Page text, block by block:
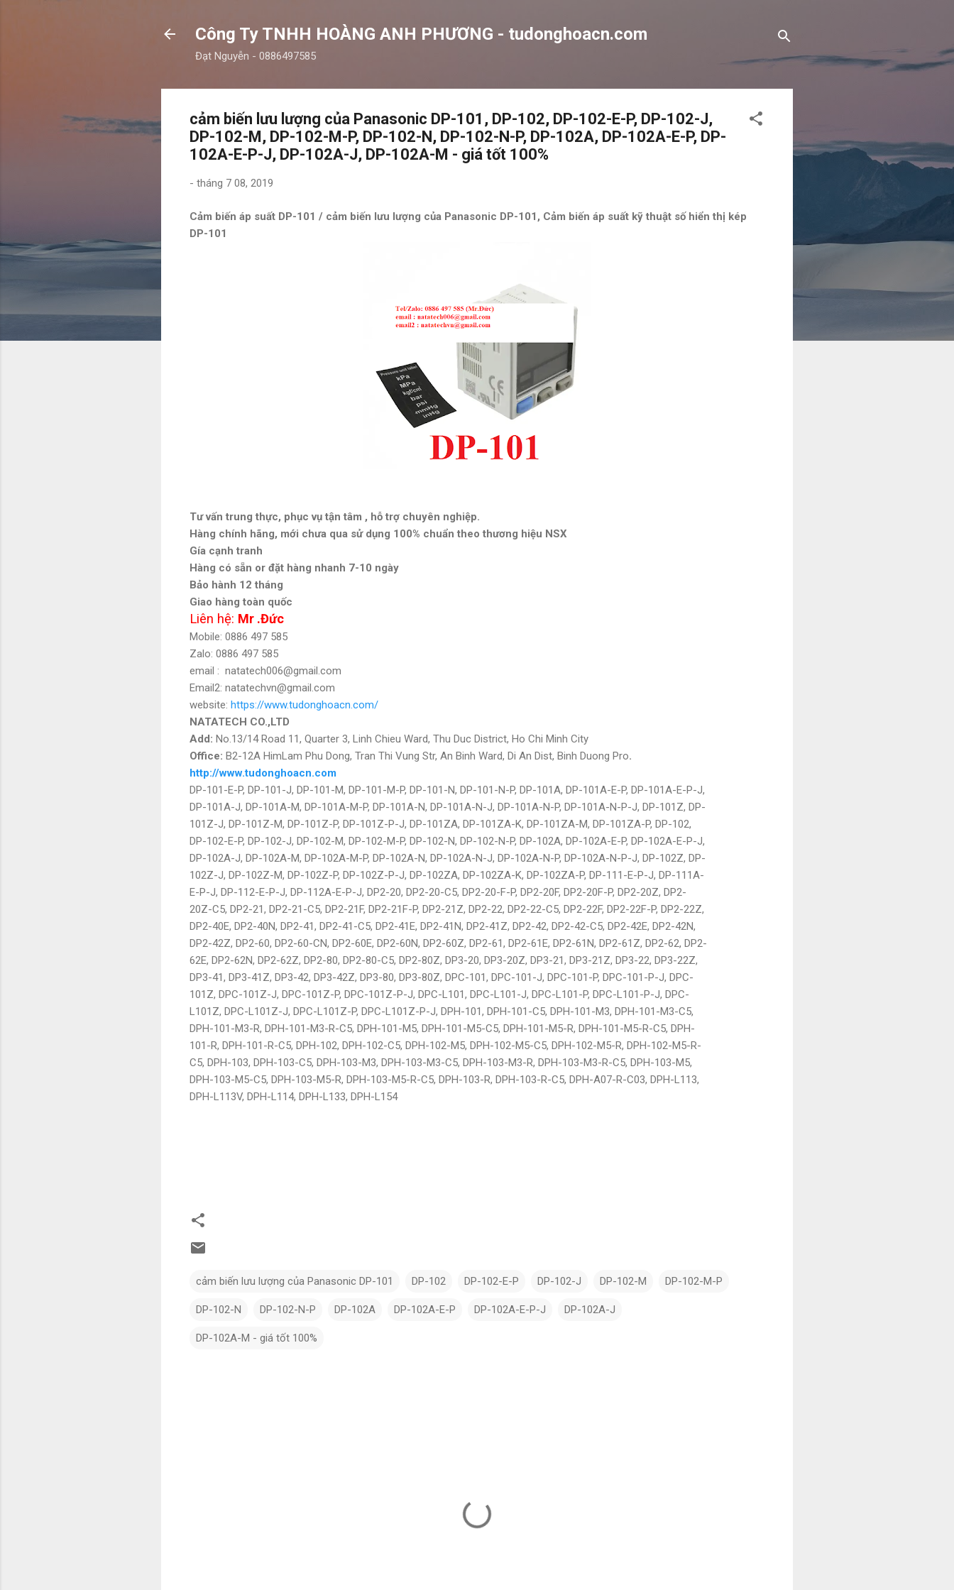
Công Ty TNHH HOÀNG ANH PHƯƠNG - tudonghoacn.com
Đạt Nguyễn - 0886497585
cảm biến lưu lượng của Panasonic DP-101, DP-102, DP-102-E-P, DP-102-J,
DP-102-M, DP-102-M-P, DP-102-N, DP-102-N-P, DP-102A, DP-102A-E-P, DP-
102A-E-P-J, DP-102A-J, DP-102A-M - giá tốt 100%
- tháng 7 08, 2019
Cảm biến áp suất DP-101 / cảm biến lưu lượng của Panasonic DP-101, Cảm biến áp suất kỹ thuật số hiển thị kép
DP-101
Tư vấn trung thực, phục vụ tận tâm , hỗ trợ chuyên nghiệp.
Hàng chính hãng, mới chưa qua sử dụng 100% chuẩn theo thương hiệu NSX
Gía cạnh tranh
Hàng có sẵn or đặt hàng nhanh 7-10 ngày
Bảo hành 12 tháng
Giao hàng toàn quốc
Liên hệ: Mr .Đức
Mobile: 0886 497 585
Zalo: 0886 497 585
email : natatech006@gmail.com
Email2: natatechvn@gmail.com
website: https://www.tudonghoacn.com/
NATATECH CO.,LTD
Add: No.13/14 Road 11, Quarter 3, Linh Chieu Ward, Thu Duc District, Ho Chi Minh City
Office: B2-12A HimLam Phu Dong, Tran Thi Vung Str, An Binh Ward, Di An Dist, Binh Duong Pro.
http://www.tudonghoacn.com
DP-101-E-P, DP-101-J, DP-101-M, DP-101-M-P, DP-101-N, DP-101-N-P, DP-101A, DP-101A-E-P, DP-101A-E-P-J,
DP-101A-J, DP-101A-M, DP-101A-M-P, DP-101A-N, DP-101A-N-J, DP-101A-N-P, DP-101A-N-P-J, DP-101Z, DP-
101Z-J, DP-101Z-M, DP-101Z-P, DP-101Z-P-J, DP-101ZA, DP-101ZA-K, DP-101ZA-M, DP-101ZA-P, DP-102,
DP-102-E-P, DP-102-J, DP-102-M, DP-102-M-P, DP-102-N, DP-102-N-P, DP-102A, DP-102A-E-P, DP-102A-E-P-J,
DP-102A-J, DP-102A-M, DP-102A-M-P, DP-102A-N, DP-102A-N-J, DP-102A-N-P, DP-102A-N-P-J, DP-102Z, DP-
102Z-J, DP-102Z-M, DP-102Z-P, DP-102Z-P-J, DP-102ZA, DP-102ZA-K, DP-102ZA-P, DP-111-E-P-J, DP-111A-
E-P-J, DP-112-E-P-J, DP-112A-E-P-J, DP2-20, DP2-20-C5, DP2-20-F-P, DP2-20F, DP2-20F-P, DP2-20Z, DP2-
20Z-C5, DP2-21, DP2-21-C5, DP2-21F, DP2-21F-P, DP2-21Z, DP2-22, DP2-22-C5, DP2-22F, DP2-22F-P, DP2-22Z,
DP2-40E, DP2-40N, DP2-41, DP2-41-C5, DP2-41E, DP2-41N, DP2-41Z, DP2-42, DP2-42-C5, DP2-42E, DP2-42N,
DP2-42Z, DP2-60, DP2-60-CN, DP2-60E, DP2-60N, DP2-60Z, DP2-61, DP2-61E, DP2-61N, DP2-61Z, DP2-62, DP2-
62E, DP2-62N, DP2-62Z, DP2-80, DP2-80-C5, DP2-80Z, DP3-20, DP3-20Z, DP3-21, DP3-21Z, DP3-22, DP3-22Z,
DP3-41, DP3-41Z, DP3-42, DP3-42Z, DP3-80, DP3-80Z, DPC-101, DPC-101-J, DPC-101-P, DPC-101-P-J, DPC-
101Z, DPC-101Z-J, DPC-101Z-P, DPC-101Z-P-J, DPC-L101, DPC-L101-J, DPC-L101-P, DPC-L101-P-J, DPC-
L101Z, DPC-L101Z-J, DPC-L101Z-P, DPC-L101Z-P-J, DPH-101, DPH-101-C5, DPH-101-M3, DPH-101-M3-C5,
DPH-101-M3-R, DPH-101-M3-R-C5, DPH-101-M5, DPH-101-M5-C5, DPH-101-M5-R, DPH-101-M5-R-C5, DPH-
101-R, DPH-101-R-C5, DPH-102, DPH-102-C5, DPH-102-M5, DPH-102-M5-C5, DPH-102-M5-R, DPH-102-M5-R-
C5, DPH-103, DPH-103-C5, DPH-103-M3, DPH-103-M3-C5, DPH-103-M3-R, DPH-103-M3-R-C5, DPH-103-M5,
DPH-103-M5-C5, DPH-103-M5-R, DPH-103-M5-R-C5, DPH-103-R, DPH-103-R-C5, DPH-A07-R-C03, DPH-L113,
DPH-L113V, DPH-L114, DPH-L133, DPH-L154
cảm biến lưu lượng của Panasonic DP-101 DP-102 DP-102-E-P DP-102-J DP-102-M DP-102-M-P
DP-102-N DP-102-N-P DP-102A DP-102A-E-P DP-102A-E-P-J DP-102A-J
DP-102A-M - giá tốt 100%